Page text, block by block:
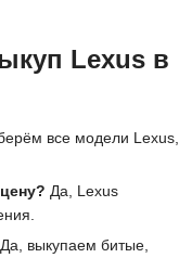
Lexus в
все модели Lexus,
Да, Lexus
Да, выкупаем битые,